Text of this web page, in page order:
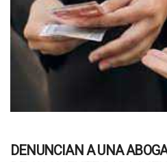
DENUNCIAN A UNA